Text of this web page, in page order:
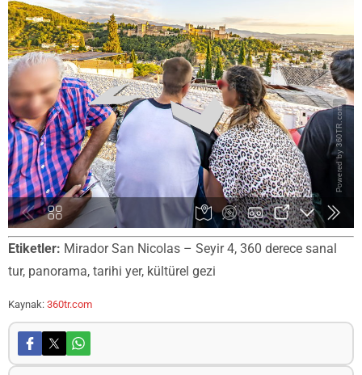
Etiketler: Mirador San Nicolas – Seyir 4, 360 derece sanal
tur, panorama, tarihi yer, kültürel gezi
Kaynak: 360tr.com